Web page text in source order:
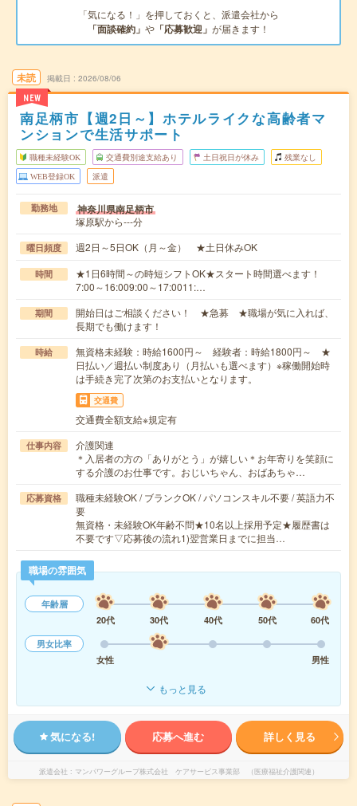
「気になる！」を押しておくと、派遣会社から
「面談確約」 や 「応募歓迎」 が届きます！
未読
NEW
掲載日 2026/08/06
南足柄市【週2日～】ホテルライクな高齢者マ
ンションで生活サポート
職種未経験OK 交通費別途支給あり 土日祝日が休み 残業なし
WEB登録OK 派遣
勤務地 神奈川県南足柄市
塚原駅から---分
曜日頻度 週2日～5日OK（月～金） ★土日休みOK
時間
★1日6時間～の時短シフトOK★スタート時間選べます！
7:00～16:009:00～17:0011:…
期間
開始日はご相談ください！ ★急募 ★職場が気に入れば、
長期でも働けます！
時給
無資格未経験：時給1600円～ 経験者：時給1800円～ ★
日払い／週払い制度あり（月払いも選べます）※稼働開始時
は手続き完了次第のお支払いとなります。
交通費
交通費全額支給※規定有
仕事内容
介護関連
＊入居者の方の「ありがとう」が嬉しい＊お年寄りを笑顔に
する介護のお仕事です。おじいちゃん、おばあちゃ…
応募資格
職種未経験OK / ブランクOK / パソコンスキル不要 / 英語力不
要
無資格・未経験OK年齢不問★10名以上採用予定★履歴書は
不要です▽応募後の流れ1)翌営業日までに担当…
職場の雰囲気
年齢層
20代
30代 40代 50代
60代
男女比率
女性
男性
もっと見る
気になる! 応募へ進む 詳しく見る
派遣会社 マンパワーグループ株式会社 ケアサービス事業部 （医療福祉介護関連）